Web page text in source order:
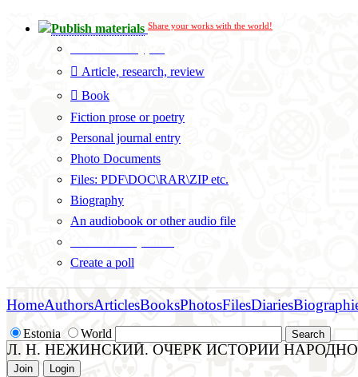
Publish materials Share your works with the world!
Article, research, review
Book
Fiction prose or poetry
Personal journal entry
Photo Documents
Files: PDF\DOC\RAR\ZIP etc.
Biography
An audiobook or other audio file
Create a poll
Estonia World
HomeAuthorsArticlesBooksPhotosFilesDiaries
Л. Н. НЕЖИНСКИЙ. ОЧЕРК ИСТОРИИ
Join Login